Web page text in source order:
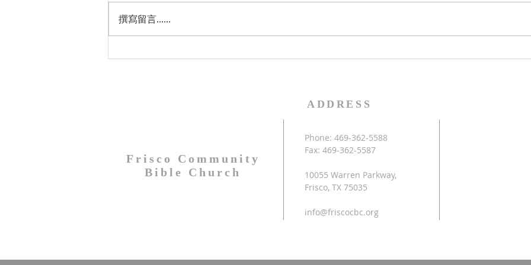
上睡覺前將時鐘調快一小時。
藝，
撰寫留言......
Frisco Community
Bible Church
ADDRESS
Phone: 469-362-5588
Fax: 469-362-5587
10055 Warren Parkway,
Frisco, TX 75035
info@friscocbc.org